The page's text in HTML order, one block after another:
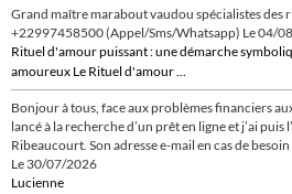
Grand maître marabout vaudou spécialistes
+22997458500 (Appel/Sms/Whatsapp) Le 04/
Rituel d'amour puissant : une démarche
amoureux Le Rituel d'amour ...
Bonjour à tous, face aux problèmes financiers
lancé à la recherche d’un prêt en ligne et j’ai
Ribeaucourt. Son adresse e-mail en cas de
Le 30/07/2026
Lucienne